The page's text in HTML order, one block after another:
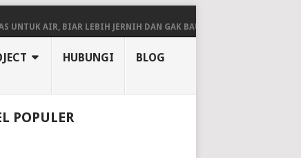
AIR, BIAR LEBIH JERNIH DAN GAK BAU! BEGINI KETENTUAN
HUBUNGI BLOG
POPULER